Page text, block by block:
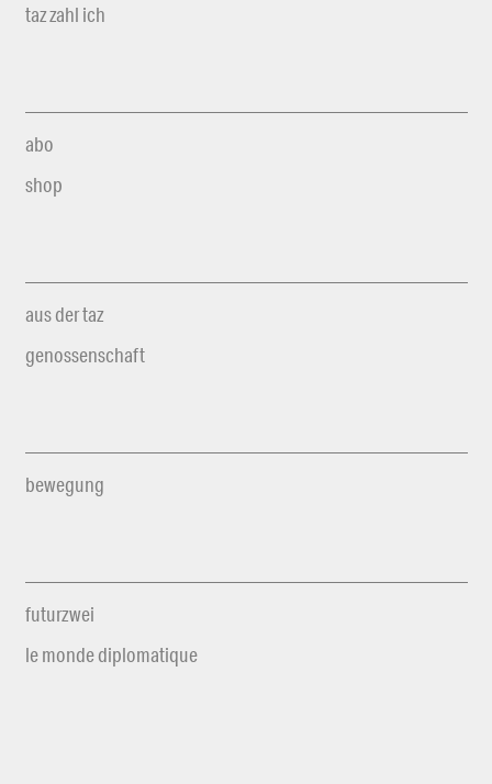
taz zahl ich
abo
shop
aus der taz
genossenschaft
bewegung
futurzwei
le monde diplomatique